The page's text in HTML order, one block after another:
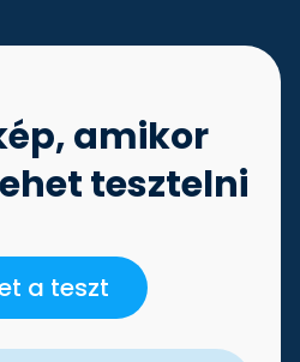
amikor
tesztelni
a teszt